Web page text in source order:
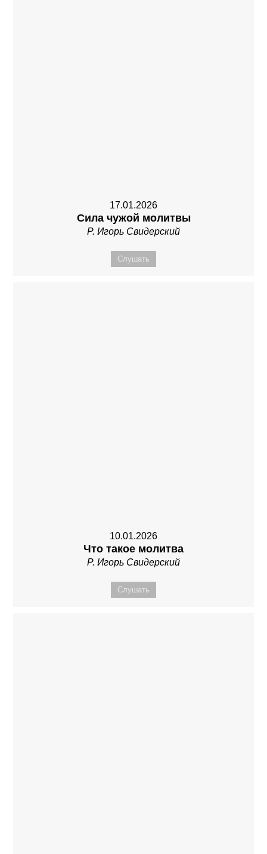
17.01.2026
Сила чужой молитвы
Р. Игорь Свидерский
Слушать
10.01.2026
Что такое молитва
Р. Игорь Свидерский
Слушать